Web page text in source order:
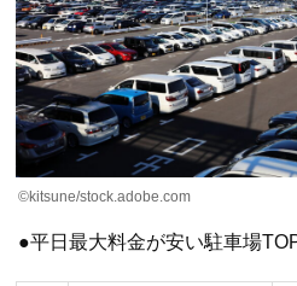
©kitsune/stock.adobe.com
●平日最大料金が安い駐車場